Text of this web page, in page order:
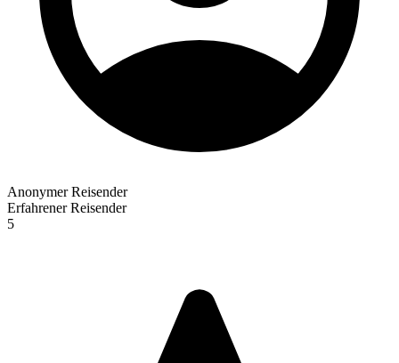
Anonymer Reisender
Erfahrener Reisender
5